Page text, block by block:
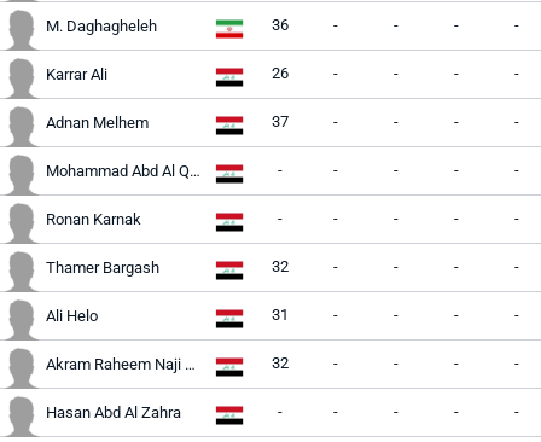
M. Daghagheleh 36 - - - -
Karrar Ali 26 - - - -
Adnan Melhem 37 - - - -
Mohammad Abd Al Qaderl - - - - -
Ronan Karnak - - - - -
Thamer Bargash 32 - - - -
Ali Helo 31 - - - -
Akram Raheem Naji Al Khuzy 32 - - - -
Hasan Abd Al Zahra - - - - -